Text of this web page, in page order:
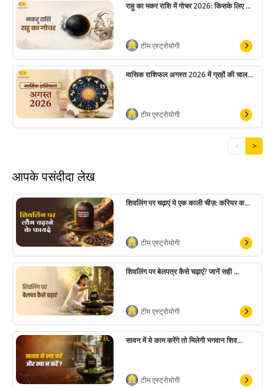
राहु का मकर राशि में गोचर 2026: किसके लिए ...
टीम एस्ट्रोयोगी
मासिक राशिफल अगस्त 2026 में ग्रहों की चाल...
टीम एस्ट्रोयोगी
< >
आपके पसंदीदा लेख
शिवलिंग पर चढ़ाएं ये एक काली चीज़: करियर क...
टीम एस्ट्रोयोगी
शिवलिंग पर बेलपत्र कैसे चढ़ाएं? जानें सही ...
टीम एस्ट्रोयोगी
सावन में ये काम करेंगे तो मिलेगी भगवान शिव...
टीम एस्ट्रोयोगी